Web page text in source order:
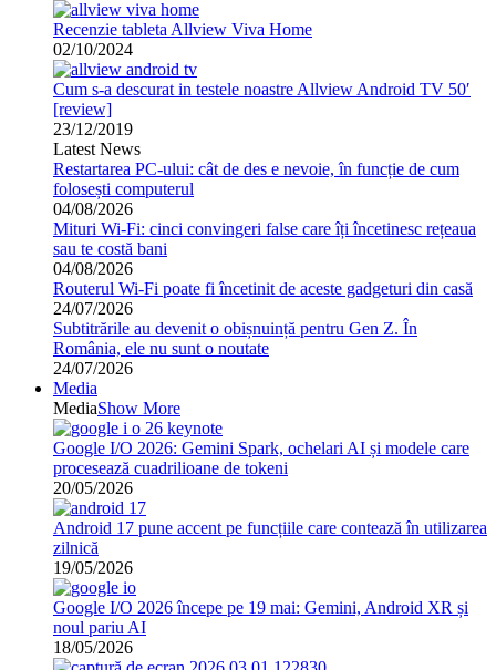
Recenzie tableta Allview Viva Home
02/10/2024
Cum s-a descurat in testele noastre Allview Android TV 50′
[review]
23/12/2019
Latest News
Restartarea PC-ului: cât de des e nevoie, în funcție de cum
folosești computerul
04/08/2026
Mituri Wi-Fi: cinci convingeri false care îți încetinesc rețeaua
sau te costă bani
04/08/2026
Routerul Wi-Fi poate fi încetinit de aceste gadgeturi din casă
24/07/2026
Subtitrările au devenit o obișnuință pentru Gen Z. În
România, ele nu sunt o noutate
24/07/2026
Media
MediaShow More
Google I/O 2026: Gemini Spark, ochelari AI și modele care
procesează cuadrilioane de tokeni
20/05/2026
Android 17 pune accent pe funcțiile care contează în utilizarea
zilnică
19/05/2026
Google I/O 2026 începe pe 19 mai: Gemini, Android XR și
noul pariu AI
18/05/2026